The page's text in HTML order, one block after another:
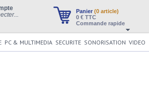
Panier (0 article)
0 € TTC
Commande rapide
PC & MULTIMEDIA SECURITE SONORISATION VIDEO